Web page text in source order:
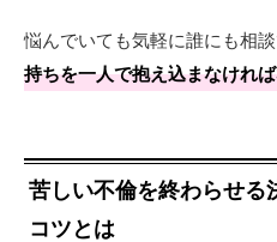
悩んでいても気軽に誰にも相談
持ちを一人で抱え込まなけれ
苦しい不倫を終わらせる
コツとは